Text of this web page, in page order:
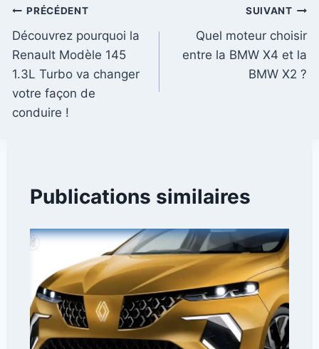
Navigation
de
l’article
PRÉCÉDENT
Découvrez pourquoi la
Renault Modèle 145
1.3L Turbo va changer
votre façon de
conduire !
SUIVANT
Quel moteur choisir
entre la BMW X4 et la
BMW X2 ?
Publications similaires